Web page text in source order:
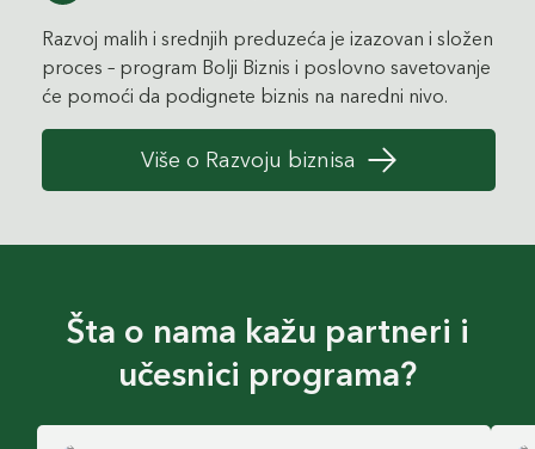
Razvoj malih i srednjih preduzeća je izazovan i složen
proces – program Bolji Biznis i poslovno savetovanje
će pomoći da podignete biznis na naredni nivo.
Više o Razvoju biznisa
Šta o nama kažu partneri i
učesnici programa?